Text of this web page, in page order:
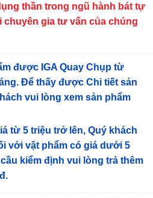
thần trong ngũ hành bát tự
chuyên gia tư vấn của chúng
được IGA Quay Chụp từ
Để thấy được Chi tiết sản
vui lòng xem sản phẩm
từ 5 triệu trở lên, Quý khách
với vật phẩm có giá dưới 5
kiểm định vui lòng trả thêm